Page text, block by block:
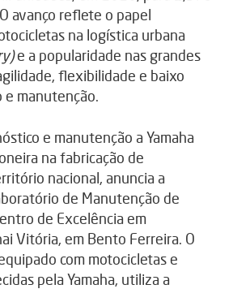
avanço reflete o papel
na logística urbana
e a popularidade nas grandes
flexibilidade e baixo
e manutenção.
e manutenção a Yamaha
na fabricação de
nacional, anuncia a
de Manutenção de
de Excelência em
Vitória, em Bento Ferreira. O
com motocicletas e
pela Yamaha, utiliza a